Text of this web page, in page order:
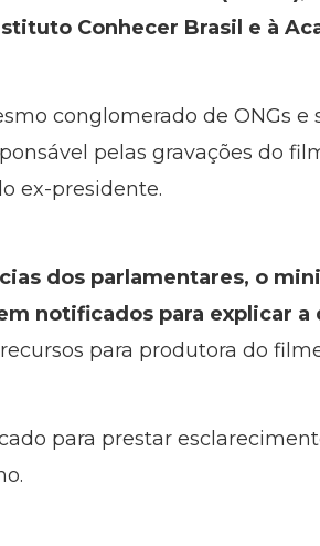
Conhecer Brasil e à
conglomerado de ONGs e
pelas gravações do
ex-presidente.
dos parlamentares, o
notificados para explicar a
para produtora do
para prestar